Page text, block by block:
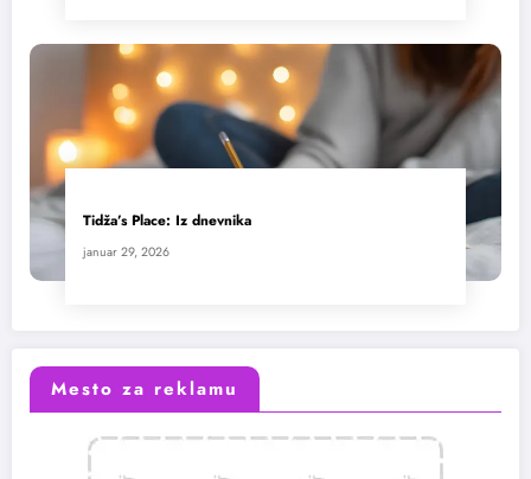
Tidža’s Place: Iz dnevnika
januar 29, 2026
Mesto za reklamu